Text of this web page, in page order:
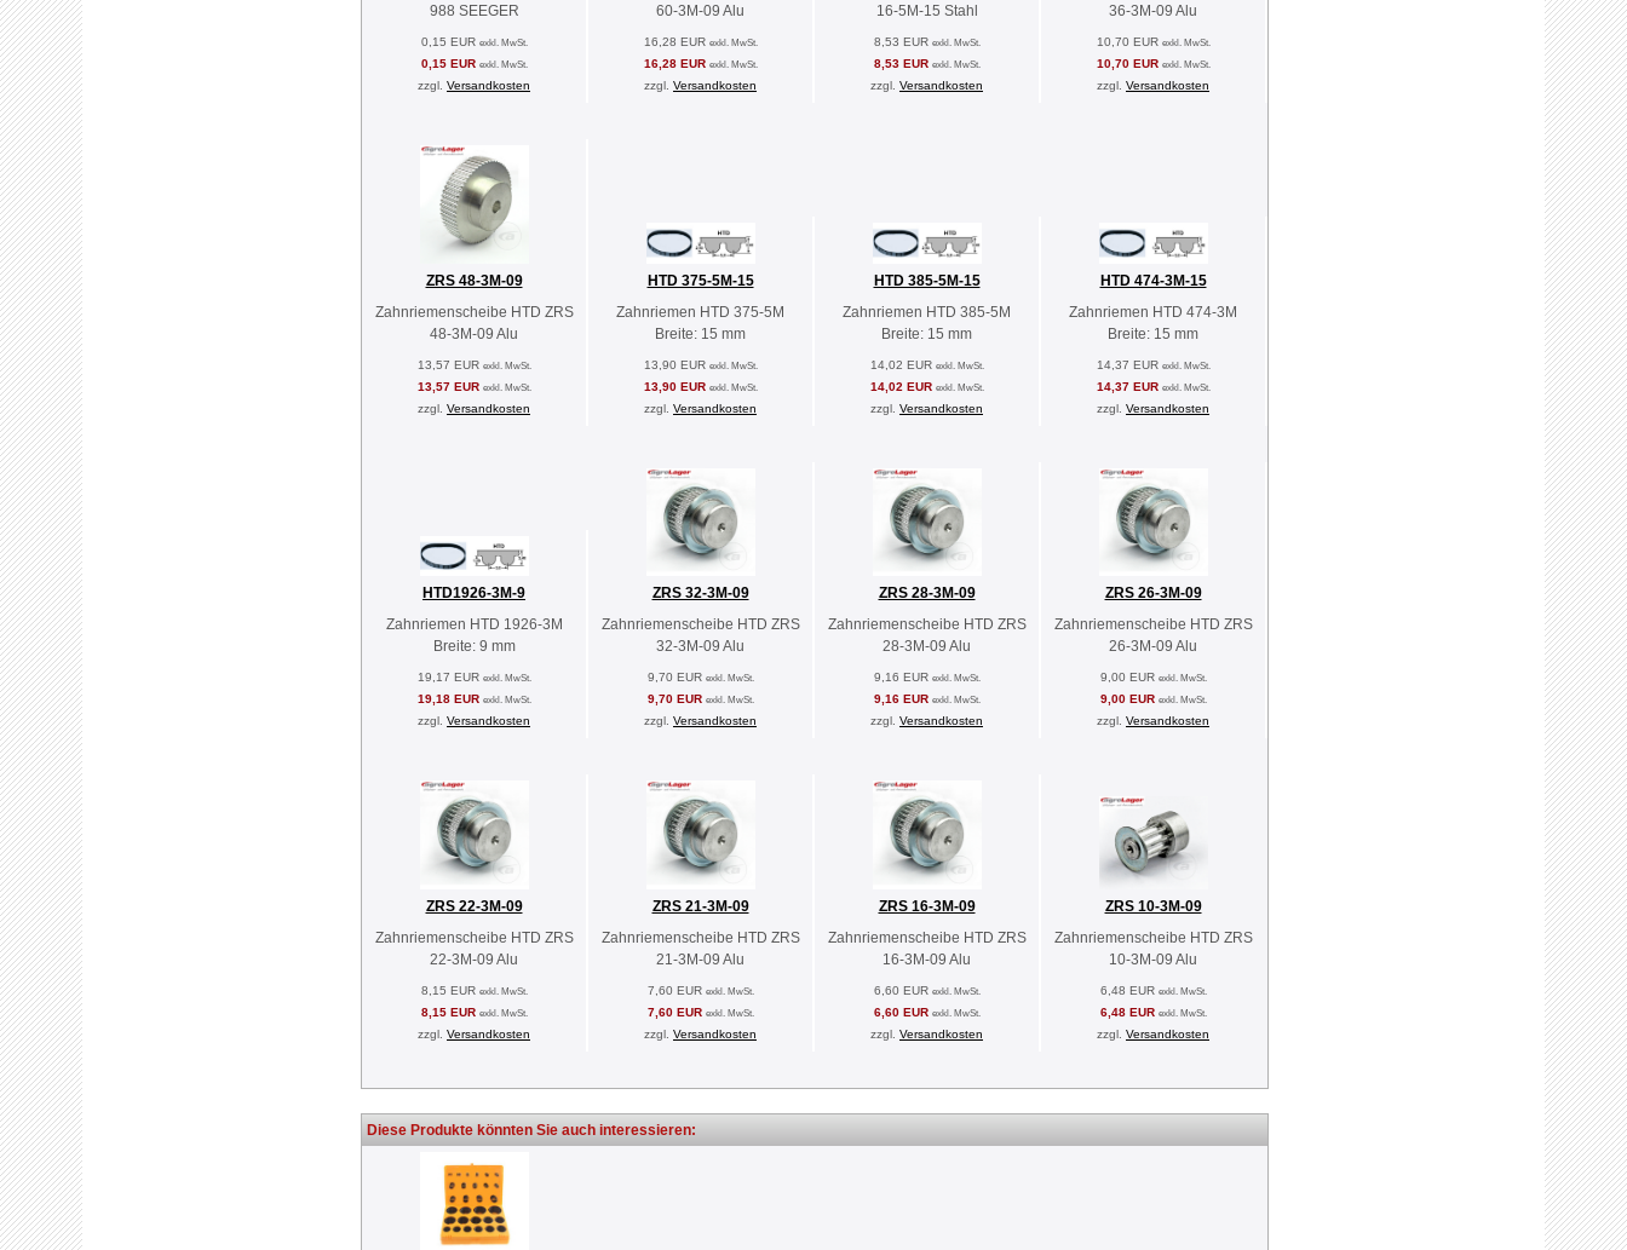
988 SEEGER
0,15 EUR exkl. MwSt.
0,15 EUR exkl. MwSt.
zzgl. Versandkosten
60-3M-09 Alu
16,28 EUR exkl. MwSt.
16,28 EUR exkl. MwSt.
zzgl. Versandkosten
16-5M-15 Stahl
8,53 EUR exkl. MwSt.
8,53 EUR exkl. MwSt.
zzgl. Versandkosten
36-3M-09 Alu
10,70 EUR exkl. MwSt.
10,70 EUR exkl. MwSt.
zzgl. Versandkosten
ZRS 48-3M-09
Zahnriemenscheibe HTD ZRS
48-3M-09 Alu
13,57 EUR exkl. MwSt.
13,57 EUR exkl. MwSt.
zzgl. Versandkosten
HTD 375-5M-15
Zahnriemen HTD 375-5M
Breite: 15 mm
13,90 EUR exkl. MwSt.
13,90 EUR exkl. MwSt.
zzgl. Versandkosten
HTD 385-5M-15
Zahnriemen HTD 385-5M
Breite: 15 mm
14,02 EUR exkl. MwSt.
14,02 EUR exkl. MwSt.
zzgl. Versandkosten
HTD 474-3M-15
Zahnriemen HTD 474-3M
Breite: 15 mm
14,37 EUR exkl. MwSt.
14,37 EUR exkl. MwSt.
zzgl. Versandkosten
HTD1926-3M-9
Zahnriemen HTD 1926-3M
Breite: 9 mm
19,17 EUR exkl. MwSt.
19,18 EUR exkl. MwSt.
zzgl. Versandkosten
ZRS 32-3M-09
Zahnriemenscheibe HTD ZRS
32-3M-09 Alu
9,70 EUR exkl. MwSt.
9,70 EUR exkl. MwSt.
zzgl. Versandkosten
ZRS 28-3M-09
Zahnriemenscheibe HTD ZRS
28-3M-09 Alu
9,16 EUR exkl. MwSt.
9,16 EUR exkl. MwSt.
zzgl. Versandkosten
ZRS 26-3M-09
Zahnriemenscheibe HTD ZRS
26-3M-09 Alu
9,00 EUR exkl. MwSt.
9,00 EUR exkl. MwSt.
zzgl. Versandkosten
ZRS 22-3M-09
Zahnriemenscheibe HTD ZRS
22-3M-09 Alu
8,15 EUR exkl. MwSt.
8,15 EUR exkl. MwSt.
zzgl. Versandkosten
ZRS 21-3M-09
Zahnriemenscheibe HTD ZRS
21-3M-09 Alu
7,60 EUR exkl. MwSt.
7,60 EUR exkl. MwSt.
zzgl. Versandkosten
ZRS 16-3M-09
Zahnriemenscheibe HTD ZRS
16-3M-09 Alu
6,60 EUR exkl. MwSt.
6,60 EUR exkl. MwSt.
zzgl. Versandkosten
ZRS 10-3M-09
Zahnriemenscheibe HTD ZRS
10-3M-09 Alu
6,48 EUR exkl. MwSt.
6,48 EUR exkl. MwSt.
zzgl. Versandkosten
Diese Produkte könnten Sie auch interessieren: